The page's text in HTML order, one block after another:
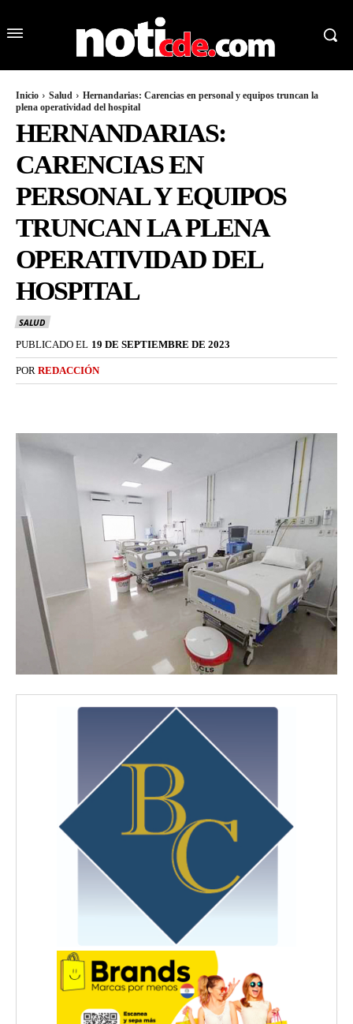
Inicio Salud
Hernandarias: Carencias en personal y equipos truncan la
plena operatividad del hospital
HERNANDARIAS:
CARENCIAS EN
PERSONAL Y EQUIPOS
TRUNCAN LA PLENA
OPERATIVIDAD DEL
HOSPITAL
SALUD
PUBLICADO EL 19 DE SEPTIEMBRE DE 2023
POR REDACCIÓN